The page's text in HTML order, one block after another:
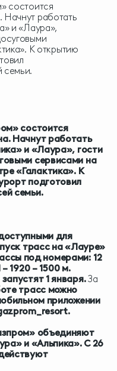
состоится
Начнут работать
и «Лаура»,
К открытию
семьи.
состоится
Начнут работать
и «Лаура», гости
сервисами на
«Галактика». К
подготовил
семьи.
для
трасс на «Лауре»
под номерами: 12
1920 – 1500 м.
1 января.За
трасс можно
приложении
объединяют
и «Альпика». С 26